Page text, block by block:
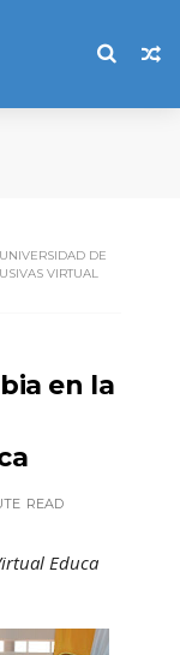
DE
VIRTUAL
en la
READ
Educa